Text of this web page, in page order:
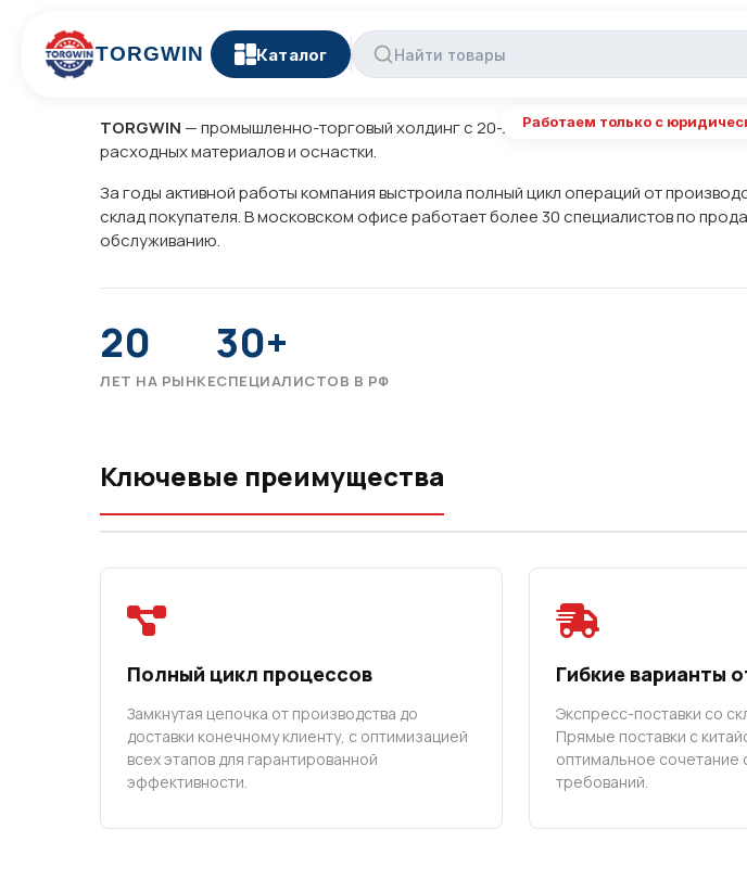
TORGWIN Каталог
Работаем только с
Комплексный производитель и
TORGWIN — промышленно-торговый холдинг с 20-летним опытом в производстве
расходных материалов и оснастки.
За годы активной работы компания выстроила полный цикл операций от
склад покупателя.В московском офисе работает более 30 специалистов по
обслуживанию.
20
ЛЕТ НА РЫНКЕ
30+
СПЕЦИАЛИСТОВ В РФ
Ключевые преимущества
Полный цикл процессов
Замкнутая цепочка от производства до
доставки конечному клиенту, с оптимизацией
всех этапов для гарантированной
эффективности.
Гибкие варианты
Экспресс-поставки со
Прямые поставки с
оптимальное сочетание
требований.